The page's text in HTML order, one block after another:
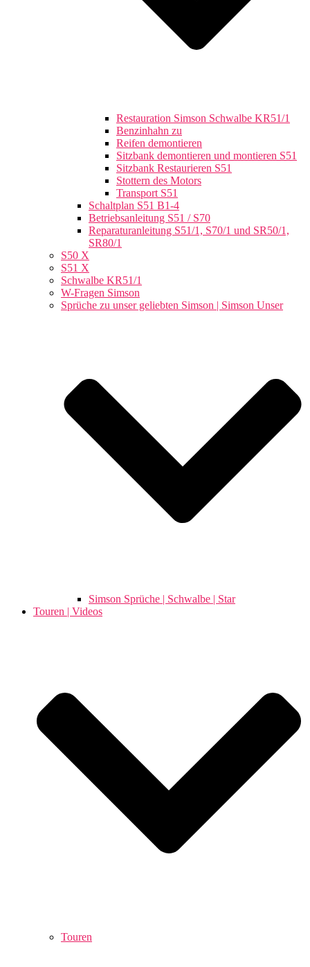
Restauration Simson Schwalbe KR51/1
Benzinhahn zu
Reifen demontieren
Sitzbank demontieren und montieren S51
Sitzbank Restaurieren S51
Stottern des Motors
Transport S51
Schaltplan S51 B1-4
Betriebsanleitung S51 / S70
Reparaturanleitung S51/1, S70/1 und SR50/1,
SR80/1
S50 X
S51 X
Schwalbe KR51/1
W-Fragen Simson
Sprüche zu unser geliebten Simson | Simson Unser
Simson Sprüche | Schwalbe | Star
Touren | Videos
Touren